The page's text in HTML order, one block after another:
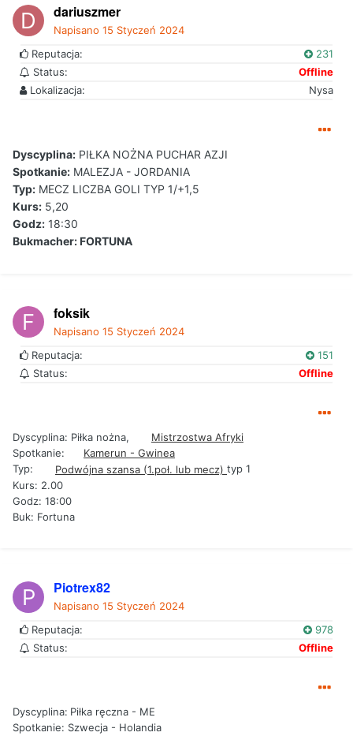
dariuszmer
Napisano 15 Styczeń 2024
Reputacja:
231
Status:
Offline
Lokalizacja:
Nysa
Dyscyplina: PIŁKA NOŻNA PUCHAR AZJI
Spotkanie: MALEZJA - JORDANIA
Typ: MECZ LICZBA GOLI TYP 1/+1,5
Kurs: 5,20
Godz: 18:30
Bukmacher: FORTUNA
foksik
Napisano 15 Styczeń 2024
Reputacja:
151
Status:
Offline
Dyscyplina: Piłka nożna,
Mistrzostwa Afryki
Spotkanie:
Kamerun - Gwinea
Typ:
Podwójna szansa (1.poł. lub mecz) typ 1
Kurs: 2.00
Godz: 18:00
Buk: Fortuna
Piotrex82
Napisano 15 Styczeń 2024
Reputacja:
978
Status:
Offline
Dyscyplina: Piłka ręczna - ME
Spotkanie: Szwecja - Holandia